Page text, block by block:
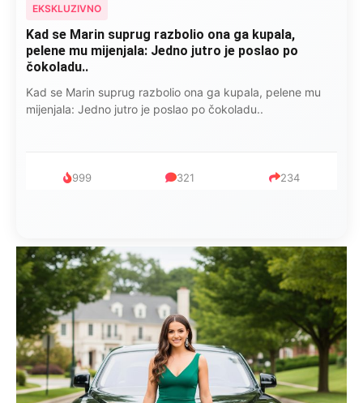
EKSKLUZIVNO
“Isidora je govorila šta ju je razbolelo: “Nisam jela
kobasice, niti pušila cigare, ali ovo je
najkancerogenije…”
Isidora je govorila šta ju je razbolelo: “Nisam jela kobasice,
niti pušila cigare, ali ovo je najkancerogenije…”
753 182 95